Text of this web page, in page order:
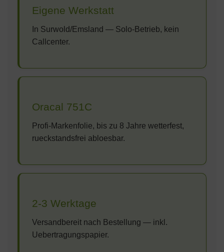
Eigene Werkstatt
In Surwold/Emsland — Solo-Betrieb, kein
Callcenter.
Oracal 751C
Profi-Markenfolie, bis zu 8 Jahre wetterfest,
rueckstandsfrei abloesbar.
2-3 Werktage
Versandbereit nach Bestellung — inkl.
Uebertragungspapier.